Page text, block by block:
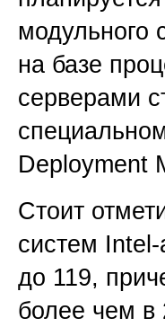
модульного
на базе
серверами
Deployment
Стоит
систем
до 119,
более чем в